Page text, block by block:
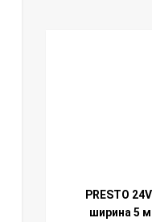
PRESTO
ширина 5